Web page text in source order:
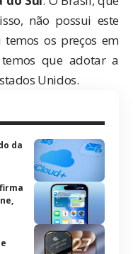
não possui este
os preços em
que adotar a
Unidos.
da